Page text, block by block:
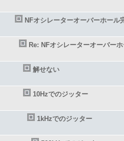
NFオシレーターオーバーホール
Re: NFオシレーターオーバー
解せない
10Hzでのジッター
1kHzでのジッター